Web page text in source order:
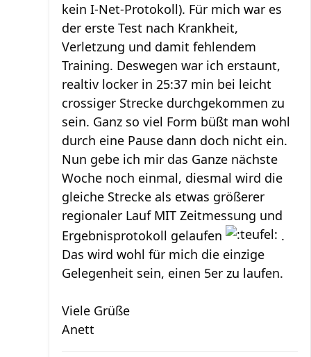
kein I-Net-Protokoll). Für mich war es
der erste Test nach Krankheit,
Verletzung und damit fehlendem
Training. Deswegen war ich erstaunt,
realtiv locker in 25:37 min bei leicht
crossiger Strecke durchgekommen zu
sein. Ganz so viel Form büßt man wohl
durch eine Pause dann doch nicht ein.
Nun gebe ich mir das Ganze nächste
Woche noch einmal, diesmal wird die
gleiche Strecke als etwas größerer
regionaler Lauf MIT Zeitmessung und
Ergebnisprotokoll gelaufen
.
Das wird wohl für mich die einzige
Gelegenheit sein, einen 5er zu laufen.
Viele Grüße
Anett